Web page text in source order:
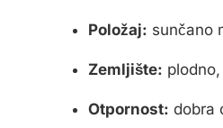
Položaj: sunčano
Zemljište:
Otpornost: dobra